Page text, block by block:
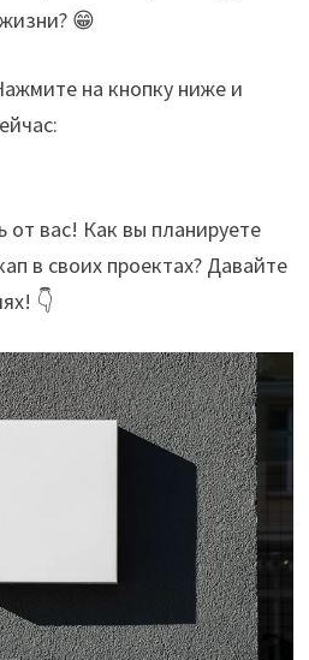
😁
на кнопку ниже и
вас! Как вы планируете
в своих проектах? Давайте
👇